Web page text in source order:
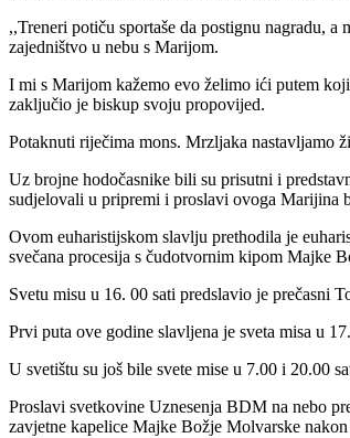
,,Treneri potiču sportaše da postignu nagradu,
zajedništvo u nebu s Marijom.
I mi s Marijom kažemo evo želimo ići putem
zaključio je biskup svoju propovijed.
Potaknuti riječima mons. Mrzljaka nastavljamo
Uz brojne hodočasnike bili su prisutni i
sudjelovali u pripremi i proslavi ovoga Marijina
Ovom euharistijskom slavlju prethodila je
svečana procesija s čudotvornim kipom Majke
Svetu misu u 16. 00 sati predslavio je prečasni
Prvi puta ove godine slavljena je sveta misa u
U svetištu su još bile svete mise u 7.00 i 20.00
Proslavi svetkovine Uznesenja BDM na nebo
zavjetne kapelice Majke Božje Molvarske